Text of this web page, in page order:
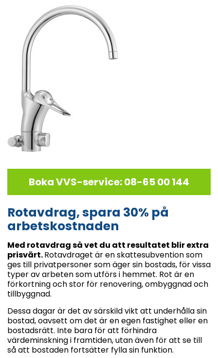
Boka VVS-service: 08-65 00 144
Rotavdrag, spara 30% på
arbetskostnaden
Med rotavdrag så vet du att resultatet blir extra
prisvärt.Rotavdraget är en skattesubvention som
ges till privatpersoner som äger sin bostads, för vissa
typer av arbeten som utförs i hemmet. Rot är en
förkortning och stor för renovering, ombyggnad och
tillbyggnad.
Dessa dagar är det av särskild vikt att underhålla sin
bostad, oavsett om det är en egen fastighet eller en
bostadsrätt. Inte bara för att förhindra
värdeminskning i framtiden, utan även för att se till
så att bostaden fortsätter fylla sin funktion.